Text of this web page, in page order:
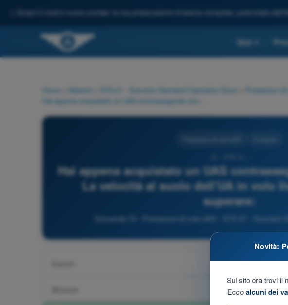
Scopri il nostro nuovo portale: la tua preparazione d'esame completa, potenziata dall'IA
Quiz
Home Materie STS-01 - Scenario Standard Operativo Droni Prestazioni di
Hai appena acquistato un UAS
La velocità al suolo dell'UA in volo
superare:
Domanda 19 - Prestazioni di volo UAS - STS-01 - Scenario
Novità:
Sul sito ora trovi il
Eccoalcuni dei